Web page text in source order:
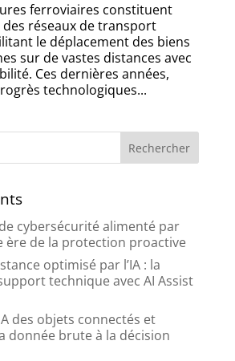
ferroviaires constituent
des réseaux de transport
le déplacement des biens
sur de vastes distances avec
Ces dernières années,
technologiques...
cybersécurité alimenté par
ère de la protection proactive
optimisé par l’IA : la
technique avec AI Assist
des objets connectés et
donnée brute à la décision